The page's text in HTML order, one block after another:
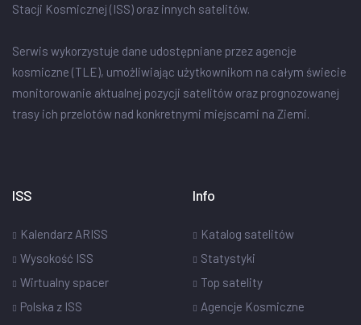
Stacji Kosmicznej (ISS) oraz innych satelitów.
Serwis wykorzystuje dane udostępniane przez agencje
kosmiczne (TLE), umożliwiając użytkownikom na całym świecie
monitorowanie aktualnej pozycji satelitów oraz prognozowanej
trasy ich przelotów nad konkretnymi miejscami na Ziemi.
ISS
Kalendarz ARISS
Wysokość ISS
Wirtualny spacer
Polska z ISS
Info
Katalog satelitów
Statystyki
Top satelity
Agencje Kosmiczne